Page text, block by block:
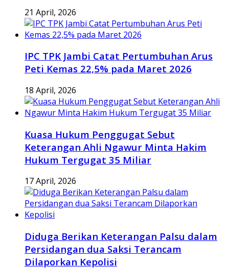
21 April, 2026
IPC TPK Jambi Catat Pertumbuhan Arus
Peti Kemas 22,5% pada Maret 2026
18 April, 2026
Kuasa Hukum Penggugat Sebut
Keterangan Ahli Ngawur Minta Hakim
Hukum Tergugat 35 Miliar
17 April, 2026
Diduga Berikan Keterangan Palsu dalam
Persidangan dua Saksi Terancam
Dilaporkan Kepolisi